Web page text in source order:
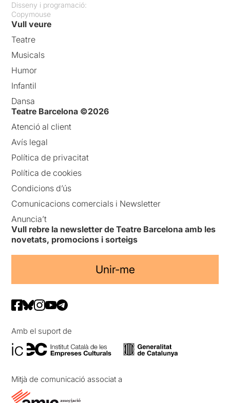
Disseny i programació:
Copymouse
Vull veure
Teatre
Musicals
Humor
Infantil
Dansa
Teatre Barcelona ©2026
Atenció al client
Avís legal
Política de privacitat
Política de cookies
Condicions d’ús
Comunicacions comercials i Newsletter
Anuncia’t
Vull rebre la newsletter de Teatre Barcelona amb les
novetats, promocions i sorteigs
Unir-me
Amb el suport de
Mitjà de comunicació associat a